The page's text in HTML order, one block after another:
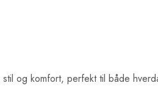
og komfort, perfekt til både